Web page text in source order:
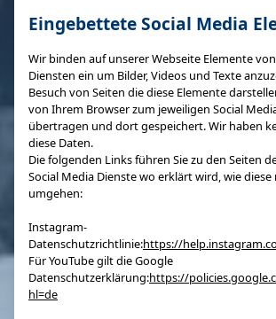
Eingebettete Social Media
Wir binden auf unserer Webseite Elemente
Diensten ein um Bilder, Videos und Texte
Besuch von Seiten die diese Elemente
von Ihrem Browser zum jeweiligen Social
übertragen und dort gespeichert. Wir haben
diese Daten.
Die folgenden Links führen Sie zu den Seiten
Social Media Dienste wo erklärt wird, wie
umgehen:
Instagram-
Datenschutzrichtlinie:https://
Für YouTube gilt die Google
Datenschutzerklärung:https://
hl=de